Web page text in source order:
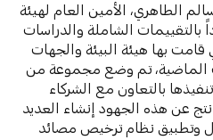
الطاهري، الأمين العام لهيئة
بالتقييمات الشاملة والدراسات
قامت بها هيئة البيئة والجهات
الماضية، تم وضع مجموعة من
بالتعاون مع الشركاء
عن هذه الجهود إنشاء العديد
وتطبيق نظام ترخيص مصائد